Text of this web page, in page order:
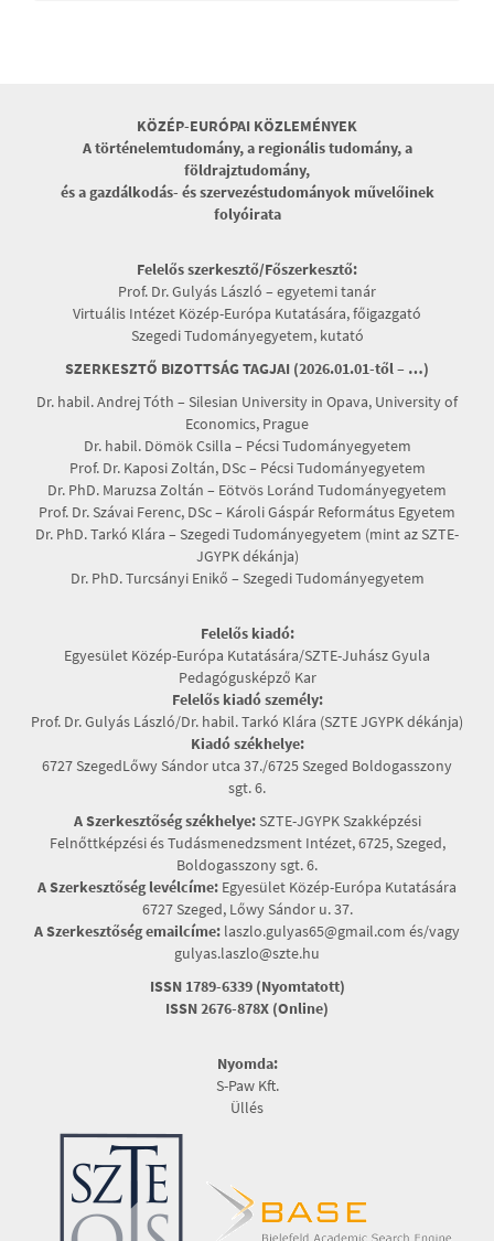
KÖZÉP-EURÓPAI KÖZLEMÉNYEK
A történelemtudomány, a regionális tudomány, a
földrajztudomány,
és a gazdálkodás- és szervezéstudományok művelőinek
folyóirata
Felelős szerkesztő/Főszerkesztő:
Prof. Dr. Gulyás László – egyetemi tanár
Virtuális Intézet Közép-Európa Kutatására, főigazgató
Szegedi Tudományegyetem, kutató
SZERKESZTŐ BIZOTTSÁG TAGJAI (2026.01.01-től – …)
Dr. habil. Andrej Tóth – Silesian University in Opava, University of
Economics, Prague
Dr. habil. Dömök Csilla – Pécsi Tudományegyetem
Prof. Dr. Kaposi Zoltán, DSc – Pécsi Tudományegyetem
Dr. PhD. Maruzsa Zoltán – Eötvös Loránd Tudományegyetem
Prof. Dr. Szávai Ferenc, DSc – Károli Gáspár Református Egyetem
Dr. PhD. Tarkó Klára – Szegedi Tudományegyetem (mint az SZTE-
JGYPK dékánja)
Dr. PhD. Turcsányi Enikő – Szegedi Tudományegyetem
Felelős kiadó:
Egyesület Közép-Európa Kutatására/SZTE-Juhász Gyula
Pedagógusképző Kar
Felelős kiadó személy:
Prof. Dr. Gulyás László/Dr. habil. Tarkó Klára (SZTE JGYPK dékánja)
Kiadó székhelye:
6727 SzegedLőwy Sándor utca 37./6725 Szeged Boldogasszony
sgt. 6.
A Szerkesztőség székhelye:SZTE-JGYPK Szakképzési
Felnőttképzési és Tudásmenedzsment Intézet, 6725, Szeged,
Boldogasszony sgt. 6.
A Szerkesztőség levélcíme: Egyesület Közép-Európa Kutatására
6727 Szeged, Lőwy Sándor u. 37.
A Szerkesztőség emailcíme: laszlo.gulyas65@gmail.com és/vagy
gulyas.laszlo@szte.hu
ISSN 1789-6339 (Nyomtatott)
ISSN 2676-878X (Online)
Nyomda:
S-Paw Kft.
Üllés